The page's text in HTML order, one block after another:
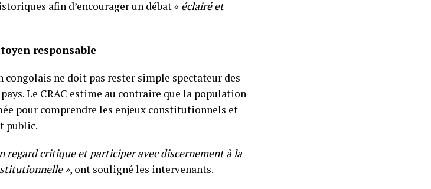
afin d’encourager un débat « éclairé et
responsable
ne doit pas rester simple spectateur des
Le CRAC estime au contraire que la population
pour comprendre les enjeux constitutionnels et
public.
regard critique et participer avec discernement à la
», ont souligné les intervenants.